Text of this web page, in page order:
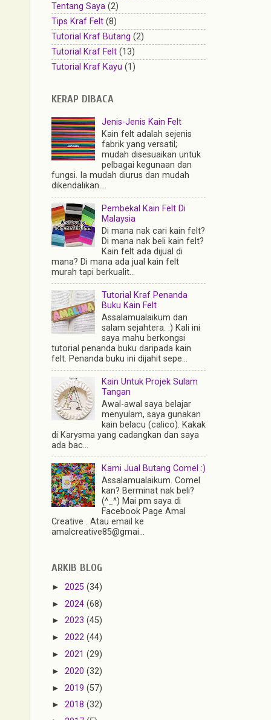
Tentang Saya (2)
Tips Kraf Felt (8)
Tutorial Kraf Butang (2)
Tutorial Kraf Felt (13)
Tutorial Kraf Kayu (1)
KERAP DIBACA
Jenis-Jenis Kain Felt
Kain felt adalah sejenis
fabrik yang versatil;
mudah disesuaikan untuk
pelbagai kegunaan dan
fungsi. Ia mudah diurus dan mudah
dikendalikan....
Pembekal Kain Felt Di
Malaysia
Di mana nak cari kain felt?
Di mana nak beli kain felt?
Kain felt ada dijual di
mana? Di mana ada jual kain felt
murah tapi berkualit...
Tutorial Kraf Penanda
Buku Kain Felt
Assalamualaikum dan
salam sejahtera. :) Kali ini
saya mahu berkongsi
tutorial penanda buku daripada kain
felt. Penanda buku ini dijahit sepe...
Kain Untuk Projek Sulam
Tangan
Awal-awal saya belajar
menyulam, saya gunakan
kain belacu (calico). Kakak
di Karysma yang cadangkan dan saya
ada bac...
Kami Jual Butang Comel :)
Assalamualaikum. Comel
kan? Berminat nak beli?
(^_^) Mai pm saya di
Facebook Page Amal
Creative . Atau email ke
amalcreative85@gmai...
ARKIB BLOG
► 2025 (34)
► 2024 (68)
► 2023 (45)
► 2022 (44)
► 2021 (29)
► 2020 (32)
► 2019 (57)
► 2018 (32)